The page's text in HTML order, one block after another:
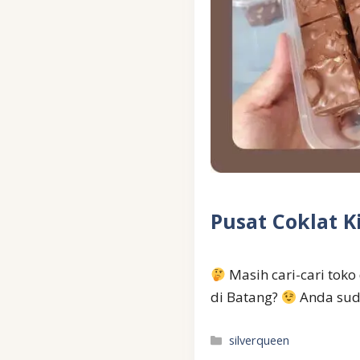
Pusat Coklat
Masih cari-cari
di Batang?
Anda
Kategori
silverqueen